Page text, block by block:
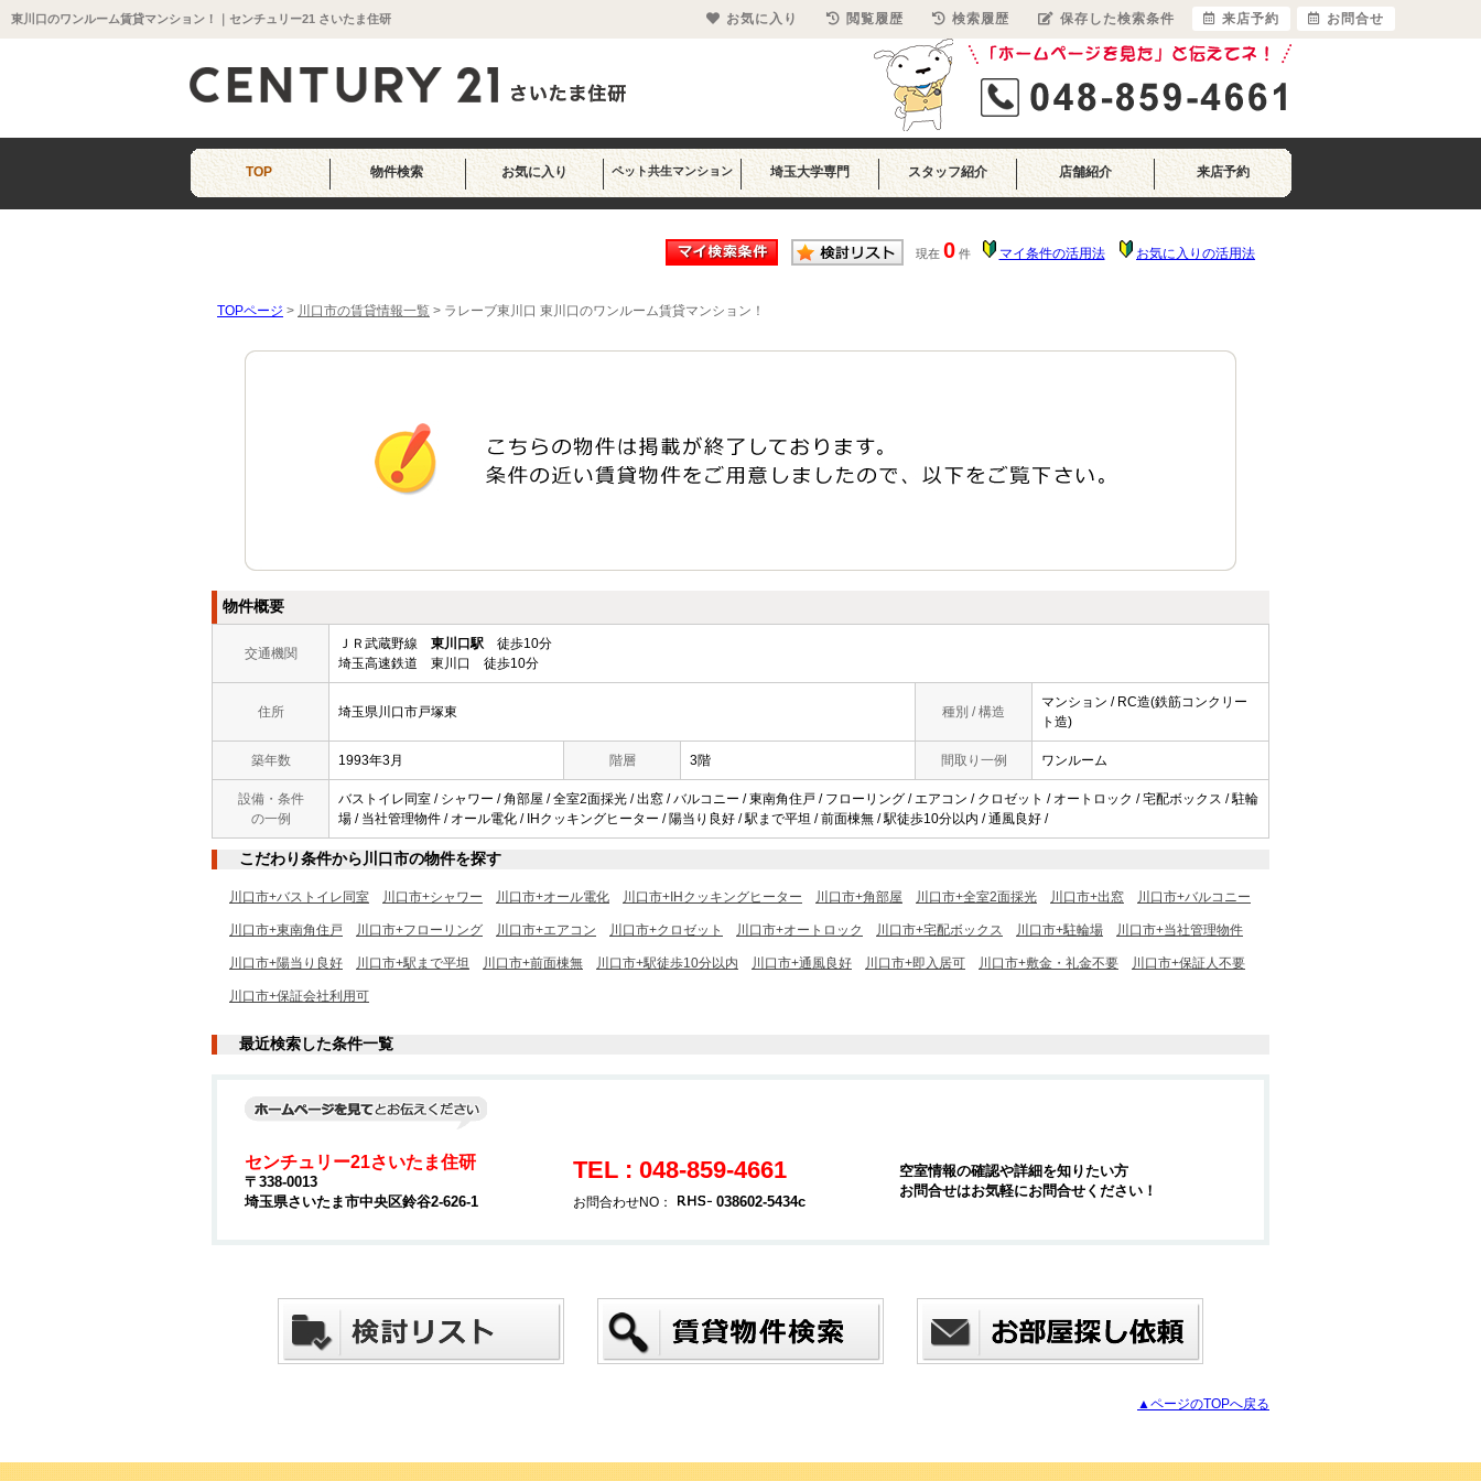
東川口のワンルーム賃貸マンション！｜センチュリー21 さいたま住研
TOP 物件検索 お気に入り ペット共生マンション 埼玉大学専門 スタッフ紹介 店舗紹介 来店予約
現在 0 件 マイ条件の活用法 お気に入りの活用法
TOPページ > 川口市の賃貸情報一覧 > ラレーブ東川口 東川口のワンルーム賃貸マンション！
物件概要
交通機関
ＪＲ武蔵野線 東川口駅 徒歩10分
埼玉高速鉄道 東川口 徒歩10分
住所 埼玉県川口市戸塚東 種別 / 構造
マンション / RC造(鉄筋コンクリー
ト造)
築年数 1993年3月 階層 3階 間取り一例 ワンルーム
設備・条件
の一例
バストイレ同室 / シャワー / 角部屋 / 全室2面採光 / 出窓 / バルコニー / 東南角住戸 / フローリング / エアコン / クロゼット / オートロック / 宅配ボックス / 駐輪
場 / 当社管理物件 / オール電化 / IHクッキングヒーター / 陽当り良好 / 駅まで平坦 / 前面棟無 / 駅徒歩10分以内 / 通風良好 /
こだわり条件から川口市の物件を探す
川口市+バストイレ同室 川口市+シャワー 川口市+オール電化 川口市+IHクッキングヒーター 川口市+角部屋 川口市+全室2面採光 川口市+出窓 川口市+バルコニー
川口市+東南角住戸 川口市+フローリング 川口市+エアコン 川口市+クロゼット 川口市+オートロック 川口市+宅配ボックス 川口市+駐輪場 川口市+当社管理物件
川口市+陽当り良好 川口市+駅まで平坦 川口市+前面棟無 川口市+駅徒歩10分以内 川口市+通風良好 川口市+即入居可 川口市+敷金・礼金不要 川口市+保証人不要
川口市+保証会社利用可
最近検索した条件一覧
センチュリー21さいたま住研
〒338-0013
埼玉県さいたま市中央区鈴谷2-626-1
TEL : 048-859-4661
お問合わせNO： 038602-5434c
空室情報の確認や詳細を知りたい方
お問合せはお気軽にお問合せください！
▲ページのTOPへ戻る
お気に入り 閲覧履歴 検索履歴 保存した検索条件 来店予約 お問合せ